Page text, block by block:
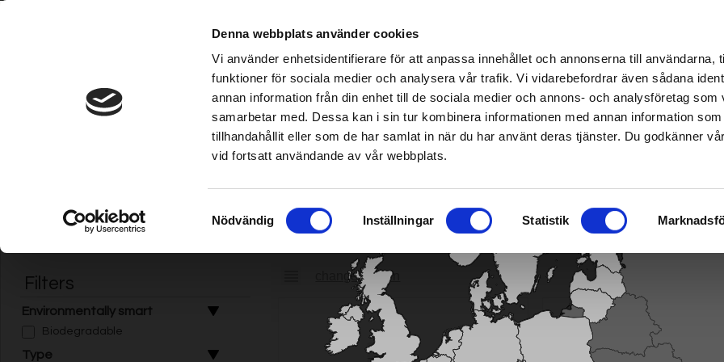
Denna webbplats använder cookies
Vi använder enhetsidentifierare för att anpassa innehållet och annonserna till användarna,
funktioner för sociala medier och analysera vår trafik. Vi vidarebefordrar även sådana
annan information från din enhet till de sociala medier och annons- och analysföretag som
samarbetar med. Dessa kan i sin tur kombinera informationen med annan information
tillhandahållit eller som de har samlat in när du har använt deras tjänster. Du godkänner
vid fortsatt användande av vår webbplats.
Nödvändig Inställningar Statistik
| Irrigatie Trimmer/kantensnijder Kettingzaag/maaier Brandstof/smering/motor Smart garden
| Olie
Filters
Environmentally smart
Biodegradable
Type
change in rijen